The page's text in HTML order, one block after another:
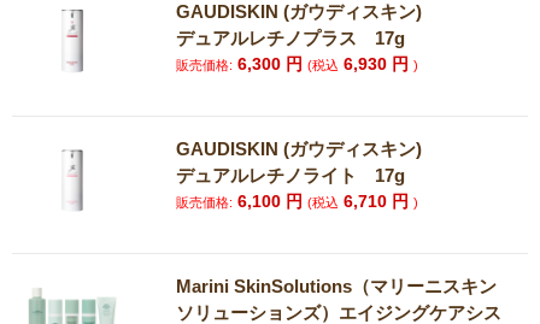
GAUDISKIN (ガウディスキン)
デュアルレチノプラス 17g
販売価格: 6,300 円(税込 6,930 円)
GAUDISKIN (ガウディスキン)
デュアルレチノライト 17g
販売価格: 6,100 円(税込 6,710 円)
Marini SkinSolutions（マリーニスキン
ソリューションズ）エイジングケアシス